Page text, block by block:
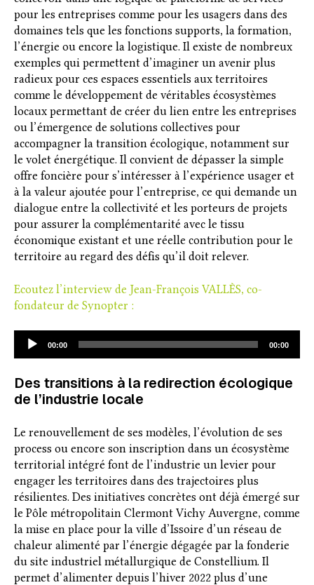
pour les entreprises comme pour les usagers dans des
domaines tels que les fonctions supports, la formation,
l’énergie ou encore la logistique. Il existe de nombreux
exemples qui permettent d’imaginer un avenir plus
radieux pour ces espaces essentiels aux territoires
comme le développement de véritables écosystèmes
locaux permettant de créer du lien entre les entreprises
ou l’émergence de solutions collectives pour
accompagner la transition écologique, notamment sur
le volet énergétique. Il convient de dépasser la simple
offre foncière pour s’intéresser à l’expérience usager et
à la valeur ajoutée pour l’entreprise, ce qui demande un
dialogue entre la collectivité et les porteurs de projets
pour assurer la complémentarité avec le tissu
économique existant et une réelle contribution pour le
territoire au regard des défis qu’il doit relever.
Ecoutez l’interview de Jean-François VALLÈS, co-
fondateur de Synopter :
Lecteur
audio
00:00 00:00
Des transitions à la redirection écologique
de l’industrie locale
Le renouvellement de ses modèles, l’évolution de ses
process ou encore son inscription dans un écosystème
territorial intégré font de l’industrie un levier pour
engager les territoires dans des trajectoires plus
résilientes. Des initiatives concrètes ont déjà émergé sur
le Pôle métropolitain Clermont Vichy Auvergne, comme
la mise en place pour la ville d’Issoire d’un réseau de
chaleur alimenté par l’énergie dégagée par la fonderie
du site industriel métallurgique de Constellium. Il
permet d’alimenter depuis l’hiver 2022 plus d’une